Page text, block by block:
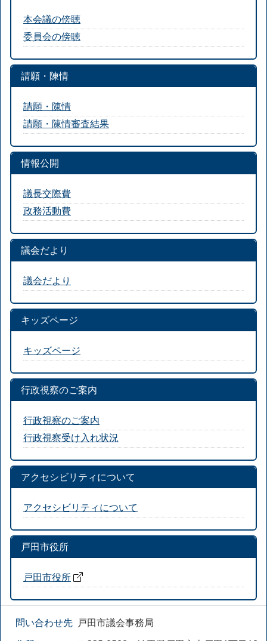
本会議の傍聴
委員会の傍聴
請願・陳情
請願・陳情
請願・陳情審査結果
情報公開
議長交際費
政務活動費
議会だより
議会だより
キッズページ
キッズページ
行政視察のご案内
行政視察のご案内
行政視察受け入れ状況
アクセシビリティについて
アクセシビリティについて
戸田市役所
戸田市役所
問い合わせ先 戸田市議会事務局